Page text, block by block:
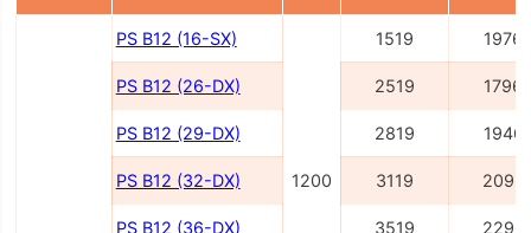
PS B12 (16-SX)
1200
1519 1976
PS B12 (26-DX) 2519 1796
PS B12 (29-DX) 2819 1946
PS B12 (32-DX) 3119 2096
PS B12 (36-DX) 3519 2296